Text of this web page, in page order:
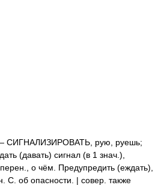
СИГНАЛИЗИРОВАТЬ, рую, руешь;
(давать) сигнал (в 1 знач.),
о чём. Предупредить (еждать),
С. об опасности. | совер. также